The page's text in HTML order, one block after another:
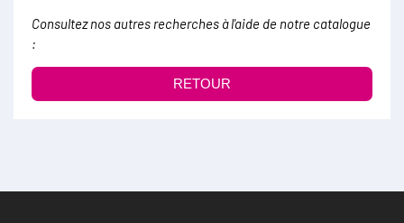
Consultez nos autres recherches à l'aide de notre catalogue
:
RETOUR